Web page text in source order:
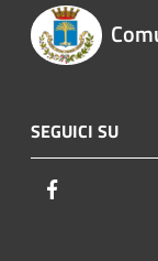
SEGUICI SU